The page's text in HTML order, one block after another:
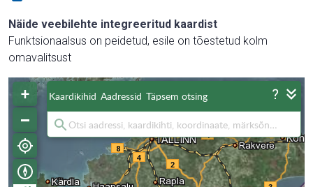
Näide veebilehte integreeritud kaardist
Funktsionaalsus on peidetud, esile on tõestetud kolm
omavalitsust